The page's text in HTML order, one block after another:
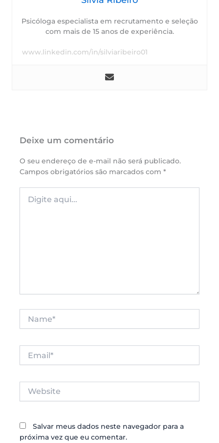
Psicóloga especialista em recrutamento e seleção
com mais de 15 anos de experiência.
www.linkedin.com/in/silviaribeiro01
Deixe um comentário
O seu endereço de e-mail não será publicado.
Campos obrigatórios são marcados com*
aqui...
Website
Salvar meus dados neste navegador para a
próxima vez que eu comentar.